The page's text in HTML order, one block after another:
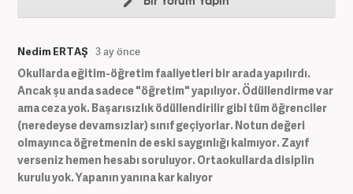
Nedim ERTAŞ 3 ay önce
Okullarda eğitim-öğretim faaliyetleri bir arada yapılırdı.
Ancak şu anda sadece "öğretim" yapılıyor. Ödüllendirme var
ama ceza yok. Başarısızlık ödüllendirilir gibi tüm öğrenciler
(neredeyse devamsızlar) sınıf geçiyorlar. Notun değeri
olmayınca öğretmenin de eski saygınlığı kalmıyor. Zayıf
verseniz hemen hesabı soruluyor. Ortaokullarda disiplin
kurulu yok. Yapanın yanına kar kalıyor